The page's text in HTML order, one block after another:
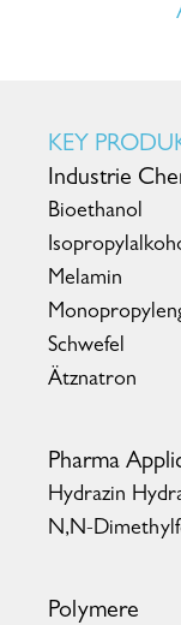
KEY
Industrie
Bioethanol
Melamin
Schwefel
Ätznatron
Pharma
Hydrazin
N,N-
Polymere